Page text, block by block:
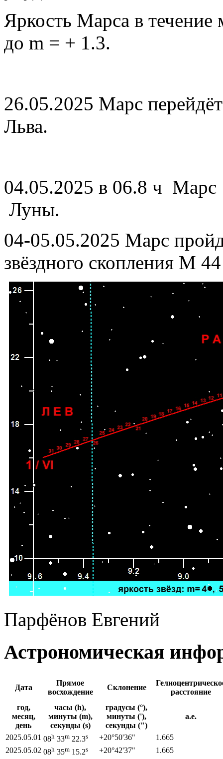
Яркость Марса в
до m = + 1.3.
26.05.2025 Марс перейдёт
Льва.
04.05.2025 в 06.8 ч
Луны.
04-05.05.2025 Марс
звёздного скопления M
Парфёнов Евгений
Астрономическая
Дата
Прямое
восхождение
Склонение
расстояние
год,
месяц,
день
часы (h),
минуты (m),
секунды (s)
градусы (°),
минуты ('),
секунды (")
а.е.
2025.05.01 08h 33m 22.3s +20°50'36"
1.665
2025.05.02 08h 35m 15.2s +20°42'37" 1.665